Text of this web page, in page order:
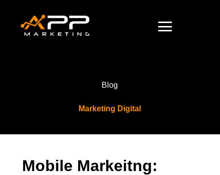
Blog
Marketing Digital
Mobile Markeitng: